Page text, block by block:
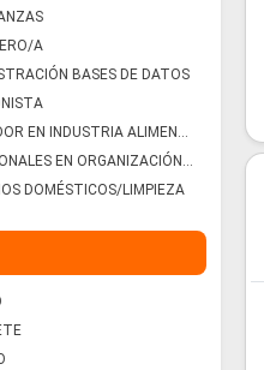
A
BASES DE DATOS
OPERADOR EN INDUSTRIA ALIMENTARIA
PROFESIONALES EN ORGANIZACIÓN DE EMPRESAS, EN LAS CIENCIAS SOCIALES Y HUMANAS ASOCIADAS A TITULACIONES DE SEGUNDO Y TERCER CICLO UNIVERSITARIO
DOMÉSTICOS/LIMPIEZA